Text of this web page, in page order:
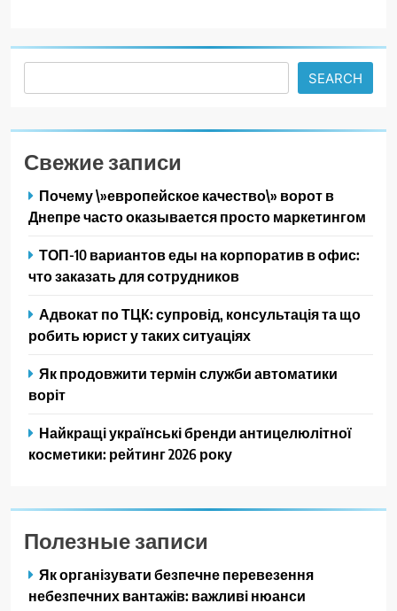
SEARCH
Свежие записи
Почему \»европейское качество\» ворот в
Днепре часто оказывается просто маркетингом
ТОП-10 вариантов еды на корпоратив в офис:
что заказать для сотрудников
Адвокат по ТЦК: супровід, консультація та що
робить юрист у таких ситуаціях
Як продовжити термін служби автоматики
воріт
Найкращі українські бренди антицелюлітної
косметики: рейтинг 2026 року
Полезные записи
Як організувати безпечне перевезення
небезпечних вантажів: важливі нюанси